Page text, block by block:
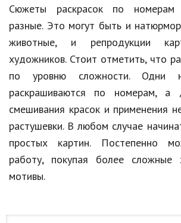
Сюжеты раскрасок по
разные. Это могут быть и
животные, и репродукции
художников. Стоит отметить, что
по уровню сложности. Одни
раскрашиваются по номерам, а
смешивания красок и применения
растушевки. В любом случае
простых картин. Постепенно
работу, покупая более сложные
мотивы.